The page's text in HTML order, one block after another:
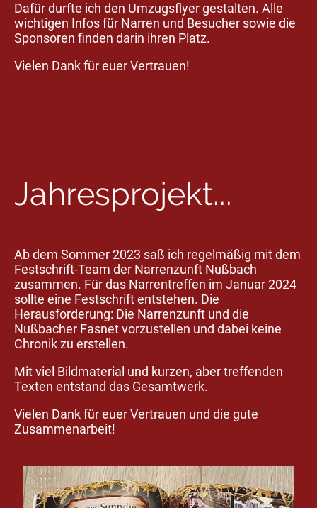
Dafür durfte ich den Umzugsflyer gestalten. Alle
wichtigen Infos für Narren und Besucher sowie die
Sponsoren finden darin ihren Platz.
Vielen Dank für euer Vertrauen!
Jahresprojekt...
Ab dem Sommer 2023 saß ich regelmäßig mit dem
Festschrift-Team der Narrenzunft Nußbach
zusammen. Für das Narrentreffen im Januar 2024
sollte eine Festschrift entstehen. Die
Herausforderung: Die Narrenzunft und die
Nußbacher Fasnet vorzustellen und dabei keine
Chronik zu erstellen.
Mit viel Bildmaterial und kurzen, aber treffenden
Texten entstand das Gesamtwerk.
Vielen Dank für euer Vertrauen und die gute
Zusammenarbeit!